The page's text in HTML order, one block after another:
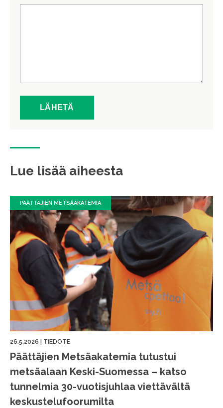
Lue lisää aiheesta
PÄÄTTÄJIEN METSÄAKATEMIA
26.5.2026 TIEDOTE
Päättäjien Metsäakatemia tutustui
metsäalaan Keski-Suomessa – katso
tunnelmia 30-vuotisjuhlaa viettävältä
keskustelufoorumilta